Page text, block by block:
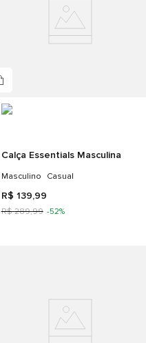
Calça Essentials Masculina
Masculino Casual
R$ 139,99
R$ 289,99 -52%